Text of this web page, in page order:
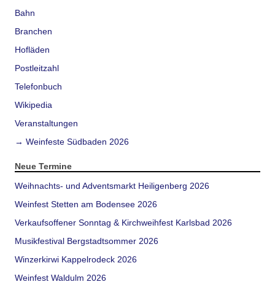
Bahn
Branchen
Hofläden
Postleitzahl
Telefonbuch
Wikipedia
Veranstaltungen
→ Weinfeste Südbaden 2026
Neue Termine
Weihnachts- und Adventsmarkt Heiligenberg 2026
Weinfest Stetten am Bodensee 2026
Verkaufsoffener Sonntag & Kirchweihfest Karlsbad 2026
Musikfestival Bergstadtsommer 2026
Winzerkirwi Kappelrodeck 2026
Weinfest Waldulm 2026